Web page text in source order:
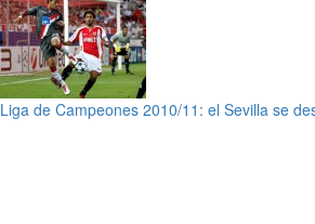
Liga de Campeones 2010/11: el Sevilla se